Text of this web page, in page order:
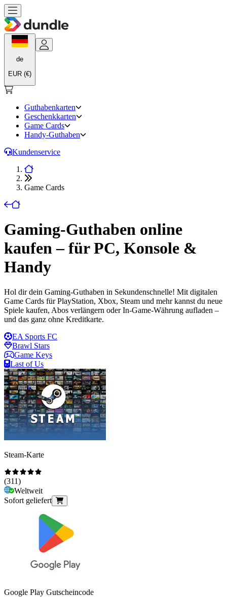
de
EUR (€)
Guthabenkarten
Geschenkkarten
Game Cards
Handy-Guthaben
Kundenservice
Game Cards
Gaming-Guthaben online
kaufen – für PC, Konsole &
Handy
Hol dir dein Gaming-Guthaben in Sekundenschnelle! Mit digitalen
Game Cards für PlayStation, Xbox, Steam und mehr kannst du neue
Spiele kaufen, Abos verlängern oder In-Game-Währung aufladen –
und das ganz ohne Kreditkarte.
EA Sports FC
Brawl Stars
Game Keys
Last of Us
Steam-Karte
(311)
Weltweit
Sofort geliefert
Google Play Gutscheincode